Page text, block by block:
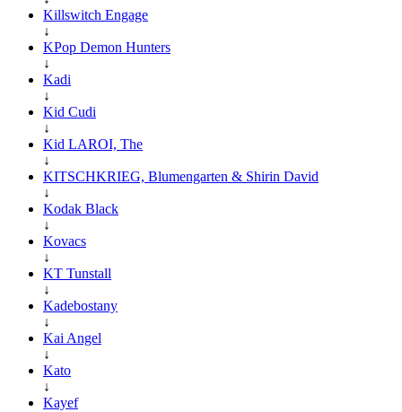
Killswitch Engage
↓
KPop Demon Hunters
↓
Kadi
↓
Kid Cudi
↓
Kid LAROI, The
↓
KITSCHKRIEG, Blumengarten & Shirin David
↓
Kodak Black
↓
Kovacs
↓
KT Tunstall
↓
Kadebostany
↓
Kai Angel
↓
Kato
↓
Kayef